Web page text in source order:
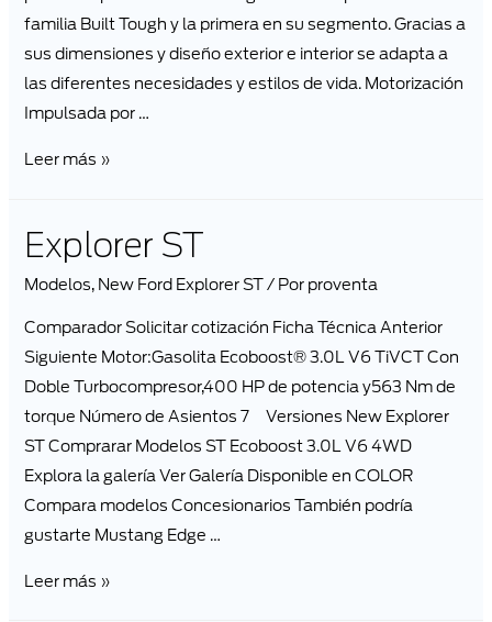
familia Built Tough y la primera en su segmento. Gracias a
sus dimensiones y diseño exterior e interior se adapta a
las diferentes necesidades y estilos de vida. Motorización
Impulsada por …
Leer más »
Explorer ST
Modelos, New Ford Explorer ST/ Por proventa
Comparador Solicitar cotización Ficha Técnica Anterior
Siguiente Motor:Gasolita Ecoboost® 3.0L V6 TiVCT Con
Doble Turbocompresor,400 HP de potencia y563 Nm de
torque Número de Asientos 7 Versiones New Explorer
ST Comprarar Modelos ST Ecoboost 3.0L V6 4WD
Explora la galería Ver Galería Disponible en COLOR
Compara modelos Concesionarios También podría
gustarte Mustang Edge …
Leer más »